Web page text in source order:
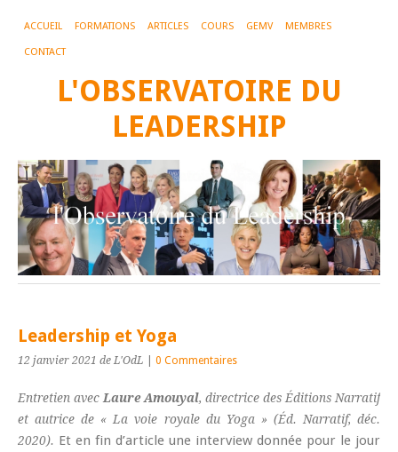
ACCUEIL FORMATIONS ARTICLES COURS GEMV MEMBRES
CONTACT
L'OBSERVATOIRE DU
LEADERSHIP
Leadership et Yoga
12 janvier 2021 de L'OdL 0 Commentaires
Entretien avec Laure Amouyal, directrice des Éditions Narratif
et autrice de « La voie royale du Yoga » (Éd. Narratif, déc.
2020). Et en fin d’article une interview donnée pour le jour